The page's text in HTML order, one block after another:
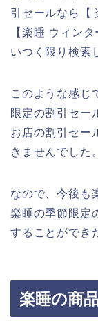
引セールなら【
【楽睡 ウィン
いつく限り検索
このような感じ
限定の割引セー
お店の割引セー
きませんでした。
なので、今後も
楽睡の季節限定
することができ
楽睡の商